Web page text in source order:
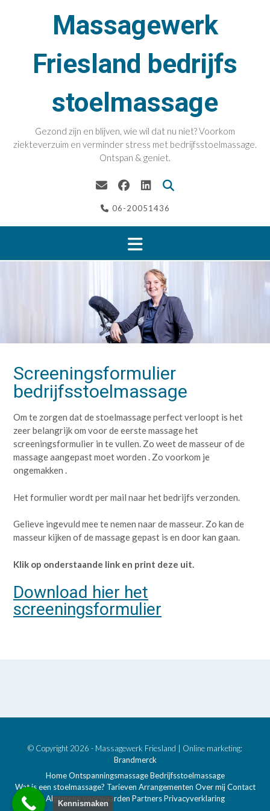
Massagewerk
Friesland bedrijfs
stoelmassage
Gezond zijn en blijven, wie wil dat nu niet? Voorkom
ziekteverzuim en verminder stress met bedrijfsstoelmassage.
Ontspan & geniet.
06-20051436
Screeningsformulier
bedrijfsstoelmassage
Om te zorgen dat de stoelmassage perfect verloopt is het
zeer belangrijk om voor de eerste massage het
screeningsformulier in te vullen. Zo weet de masseur of de
massage aangepast moet worden . Zo voorkom je
ongemakken .
Het formulier wordt per mail naar het bedrijfs verzonden.
Gelieve ingevuld mee te nemen naar de masseur. Zo kan de
masseur kijken of de massage gepast is en door kan gaan.
Klik op onderstaande link en print deze uit.
Download hier het
screeningsformulier
© Copyright 2026 - Massagewerk Friesland | Online marketing:
Brandmerck
Home Ontspanningsmassage Bedrijfsstoelmassage
Wat is een stoelmassage? Tarieven Arrangementen Over mij Contact
Algemene voorwaarden Partners Privacyverklaring
Kennismaken